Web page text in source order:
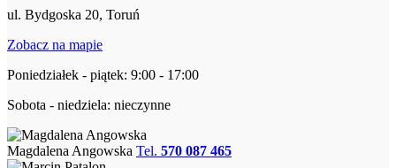
ul. Bydgoska 20, Toruń
Zobacz na mapie
Poniedziałek - piątek: 9:00 - 17:00
Sobota - niedziela: nieczynne
Magdalena Angowska Tel. 570 087 465